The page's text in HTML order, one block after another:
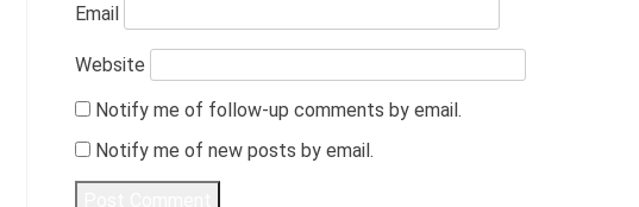
Email
Website
Notify me of follow-up comments by email.
Notify me of new posts by email.